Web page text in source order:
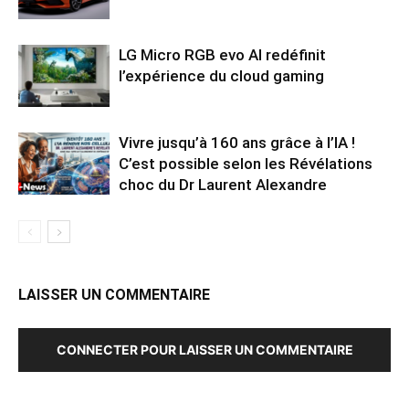
LG Micro RGB evo AI redéfinit
l’expérience du cloud gaming
Vivre jusqu’à 160 ans grâce à l’IA !
C’est possible selon les Révélations
choc du Dr Laurent Alexandre
LAISSER UN COMMENTAIRE
CONNECTER POUR LAISSER UN COMMENTAIRE